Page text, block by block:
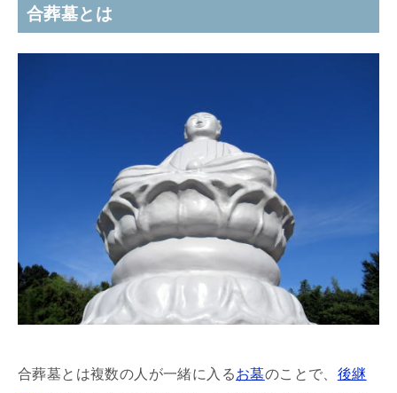
合葬墓とは
合葬墓とは複数の人が一緒に入るお墓のことで、 後継